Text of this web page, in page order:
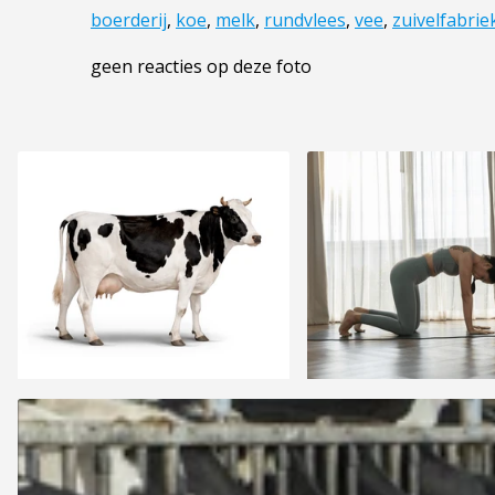
boerderij, koe, melk, rundvlees, vee,
geen reacties op deze foto